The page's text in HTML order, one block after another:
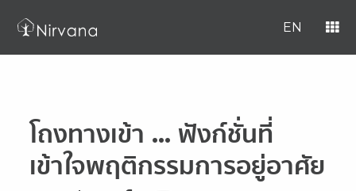
EN
โถงทางเข้า ... ฟังก์ชั่นที่
เข้าใจพฤติกรรมการอยู่อาศัย